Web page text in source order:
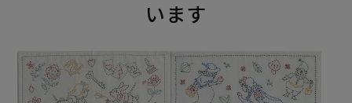
います